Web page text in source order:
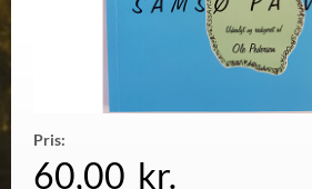
Pris:
60,00 kr.